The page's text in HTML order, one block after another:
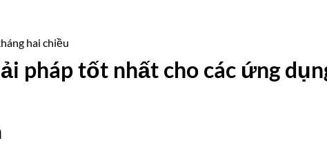
hai chiều
pháp tốt nhất cho các ứng